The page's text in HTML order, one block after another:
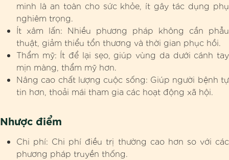
minh là an toàn cho sức khỏe, ít gây tác dụng phụ
nghiêm trọng.
Ít xâm lấn: Nhiều phương pháp không cần phẫu
thuật, giảm thiểu tổn thương và thời gian phục hồi.
Thẩm mỹ: Ít để lại sẹo, giúp vùng da dưới cánh tay
mịn màng, thẩm mỹ hơn.
Nâng cao chất lượng cuộc sống: Giúp người bệnh tự
tin hơn, thoải mái tham gia các hoạt động xã hội.
Nhược điểm
Chi phí: Chi phí điều trị thường cao hơn so với các
phương pháp truyền thống.